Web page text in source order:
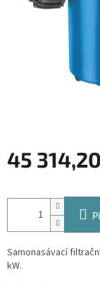
45
cena:
Samonasávací
kW.